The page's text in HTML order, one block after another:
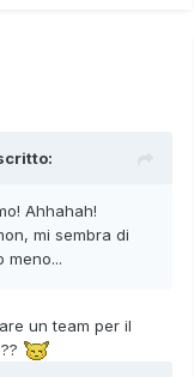
Ahhahah!
mi sembra di
meno...
un team per il